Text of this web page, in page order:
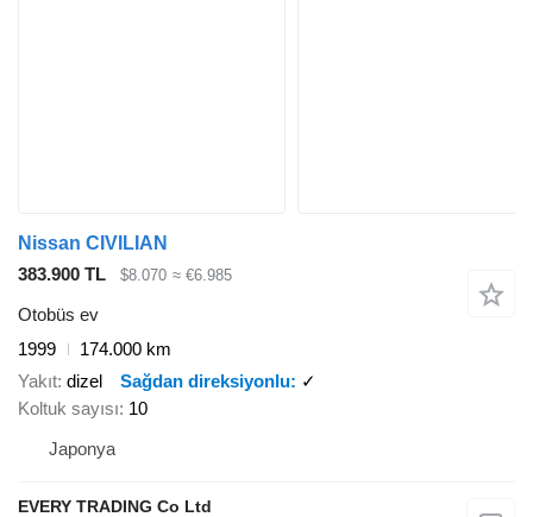
Nissan CIVILIAN
383.900 TL
$8.070 ≈ €6.985
Otobüs ev
1999
174.000 km
Yakıt dizel Sağdan direksiyonlu
✓
Koltuk sayısı 10
Japonya
EVERY TRADING Co Ltd